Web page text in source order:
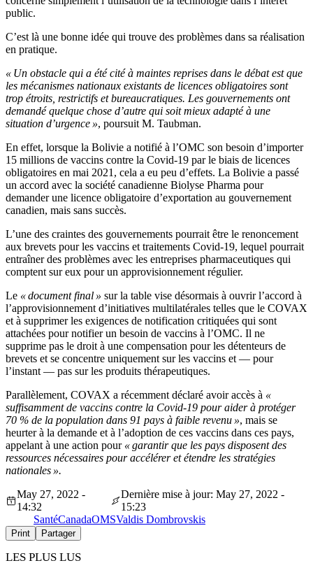
public.
C’est là une bonne idée qui trouve des problèmes dans sa réalisation
en pratique.
« Un obstacle qui a été cité à maintes reprises dans le débat est que
les mécanismes nationaux existants de licences obligatoires sont
trop étroits, restrictifs et bureaucratiques. Les gouvernements ont
demandé quelque chose d’autre qui soit mieux adapté à une
situation d’urgence », poursuit M. Taubman.
En effet, lorsque la Bolivie a notifié à l’OMC son besoin d’importer
15 millions de vaccins contre la Covid-19 par le biais de licences
obligatoires en mai 2021, cela a eu peu d’effets. La Bolivie a passé
un accord avec la société canadienne Biolyse Pharma pour
demander une licence obligatoire d’exportation au gouvernement
canadien, mais sans succès.
L’une des craintes des gouvernements pourrait être le renoncement
aux brevets pour les vaccins et traitements Covid-19, lequel pourrait
entraîner des problèmes avec les entreprises pharmaceutiques qui
comptent sur eux pour un approvisionnement régulier.
Le « document final » sur la table vise désormais à ouvrir l’accord à
l’approvisionnement d’initiatives multilatérales telles que le COVAX
et à supprimer les exigences de notification critiquées qui sont
attachées pour notifier un besoin de vaccins à l’OMC. Il ne
supprime pas le droit à une compensation pour les détenteurs de
brevets et se concentre uniquement sur les vaccins et — pour
l’instant — pas sur les produits thérapeutiques.
Parallèlement, COVAX a récemment déclaré avoir accès à «
suffisamment de vaccins contre la Covid-19 pour aider à protéger
70 % de la population dans 91 pays à faible revenu », mais se
heurter à la demande et à l’adoption de ces vaccins dans ces pays,
appelant à une action pour « garantir que les pays disposent des
ressources nécessaires pour accélérer et étendre les stratégies
nationales ».
May 27, 2022 -
14:32
Dernière mise à jour: May 27, 2022 -
15:23
SantéCanadaOMSValdis Dombrovskis
Print Partager
LES PLUS LUS